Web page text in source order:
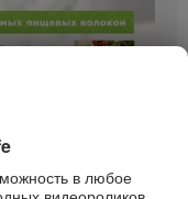
в любое
52:40